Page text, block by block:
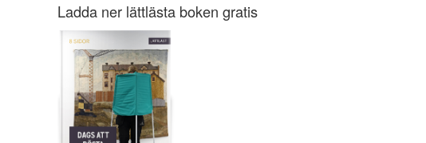
Ladda ner lättlästa boken gratis